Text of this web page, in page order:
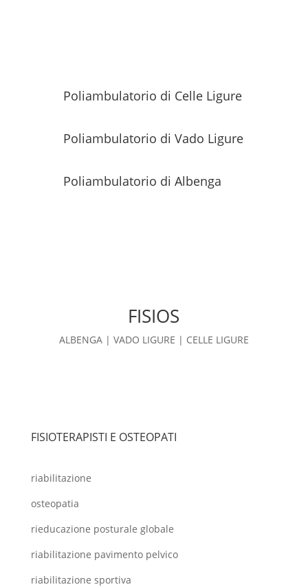
Poliambulatorio di Celle Ligure
Poliambulatorio di Vado Ligure
Poliambulatorio di Albenga
FISIOS
ALBENGA | VADO LIGURE | CELLE LIGURE
FISIOTERAPISTI E OSTEOPATI
riabilitazione
osteopatia
rieducazione posturale globale
riabilitazione pavimento pelvico
riabilitazione sportiva